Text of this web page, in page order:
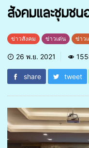
สังคมและชุมชน
ข่าวสังคม ข่าวเด่น ข่าว
26 พ.ย. 2021
share tweet